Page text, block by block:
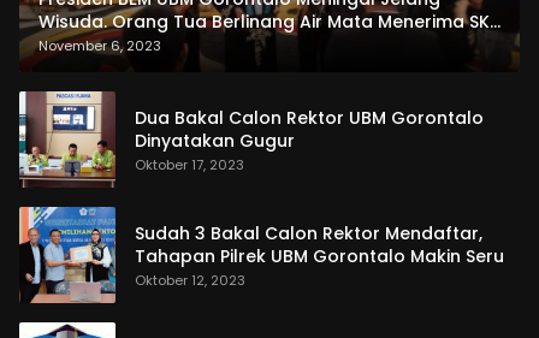
Wisuda. Orang Tua Berlinang Air Mata Menerima SKL
dan Pemasangan Salempang
November 6, 2023
Dua Bakal Calon Rektor UBM Gorontalo
Dinyatakan Gugur
Oktober 17, 2023
Sudah 3 Bakal Calon Rektor Mendaftar,
Tahapan Pilrek UBM Gorontalo Makin Seru
Oktober 12, 2023